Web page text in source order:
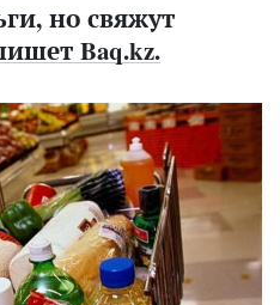
но свяжут
Baq.kz.